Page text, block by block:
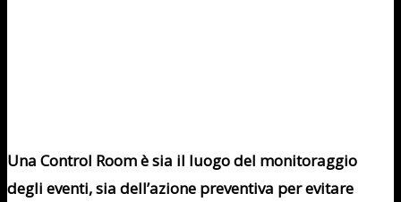
Una Control Room è sia il luogo del monitoraggio
degli eventi, sia dell’azione preventiva per evitare